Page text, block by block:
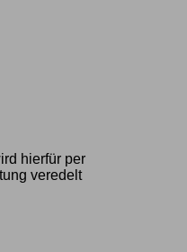
hierfür per
veredelt